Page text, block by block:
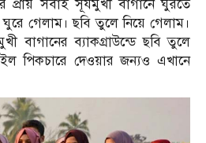
প্রায় সবাই সূর্যমুখী বাগানে ঘুরতে
গেলাম। ছবি তুলে নিয়ে গেলাম।
বাগানের ব্যাকগ্রাউন্ডে ছবি তুলে
পিকচারে দেওয়ার জন্যও এখানে